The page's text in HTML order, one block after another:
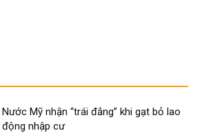
Nước Mỹ nhận “trái đắng” khi gạt bỏ lao
động nhập cư